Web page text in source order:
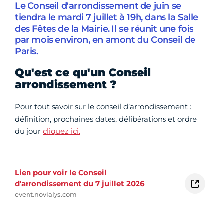
Le Conseil d'arrondissement de juin se
tiendra le mardi 7 juillet à 19h, dans la Salle
des Fêtes de la Mairie. Il se réunit une fois
par mois environ, en amont du Conseil de
Paris.
Qu'est ce qu'un Conseil
arrondissement ?
Pour tout savoir sur le conseil d’arrondissement :
définition, prochaines dates, délibérations et ordre
du jour cliquez ici.
Lien pour voir le Conseil
d'arrondissement du 7 juillet 2026
event.novialys.com